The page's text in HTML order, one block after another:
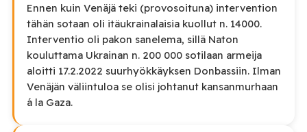
Ennen kuin Venäjä teki (provosoituna) intervention
tähän sotaan oli itäukrainalaisia kuollut n. 14000.
Interventio oli pakon sanelema, sillä Naton
kouluttama Ukrainan n. 200 000 sotilaan armeija
aloitti 17.2.2022 suurhyökkäyksen Donbassiin. Ilman
Venäjän väliintuloa se olisi johtanut kansanmurhaan
á la Gaza.